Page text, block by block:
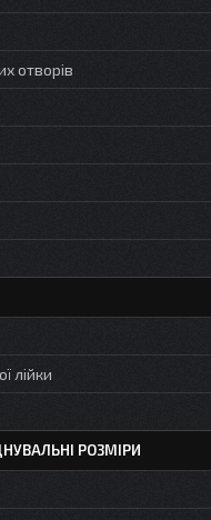
отворів
лійки
РОЗМІРИ